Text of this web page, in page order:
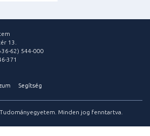
13.
62) 544-000
371
Segítség
Minden jog fenntartva.